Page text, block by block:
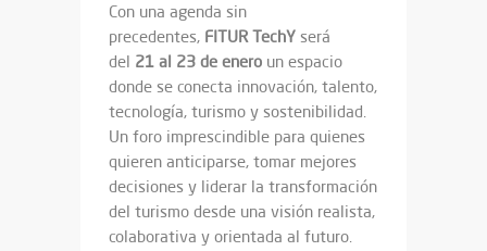
Con una agenda sin
precedentes, FITUR TechY será
del 21 al 23 de enero un espacio
donde se conecta innovación, talento,
tecnología, turismo y sostenibilidad.
Un foro imprescindible para quienes
quieren anticiparse, tomar mejores
decisiones y liderar la transformación
del turismo desde una visión realista,
colaborativa y orientada al futuro.